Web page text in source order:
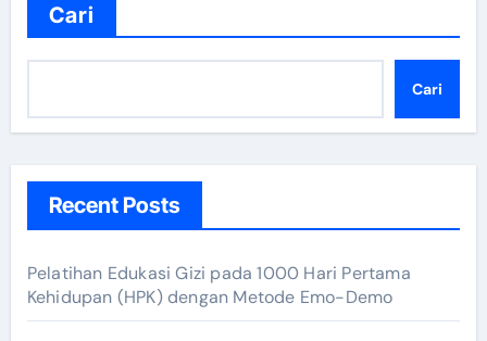
Cari
Cari
Recent Posts
Pelatihan Edukasi Gizi pada 1000 Hari Pertama
Kehidupan (HPK) dengan Metode Emo-Demo